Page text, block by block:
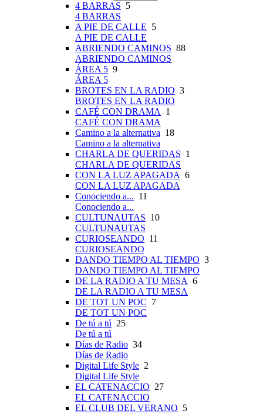
4 BARRAS 5
4 BARRAS
A PIE DE CALLE 5
A PIE DE CALLE
ABRIENDO CAMINOS 88
ABRIENDO CAMINOS
ÁREA 5 9
ÁREA 5
BROTES EN LA RADIO 3
BROTES EN LA RADIO
CAFÉ CON DRAMA 1
CAFÉ CON DRAMA
Camino a la alternativa 18
Camino a la alternativa
CHARLA DE QUERIDAS 1
CHARLA DE QUERIDAS
CON LA LUZ APAGADA 6
CON LA LUZ APAGADA
Conociendo a... 11
Conociendo a...
CULTUNAUTAS 10
CULTUNAUTAS
CURIOSEANDO 11
CURIOSEANDO
DANDO TIEMPO AL TIEMPO 3
DANDO TIEMPO AL TIEMPO
DE LA RADIO A TU MESA 6
DE LA RADIO A TU MESA
DE TOT UN POC 7
DE TOT UN POC
De tú a tú 25
De tú a tú
Días de Radio 34
Días de Radio
Digital Life Style 2
Digital Life Style
EL CATENACCIO 27
EL CATENACCIO
EL CLUB DEL VERANO 5